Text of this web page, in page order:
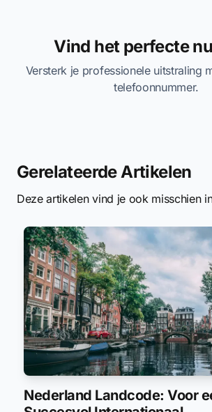
Vind het perfecte
Versterk je professionele uitstraling
telefoonnummer.
Gerelateerde Artikelen
Deze artikelen vind je ook misschien
Nederland Landcode: Voor